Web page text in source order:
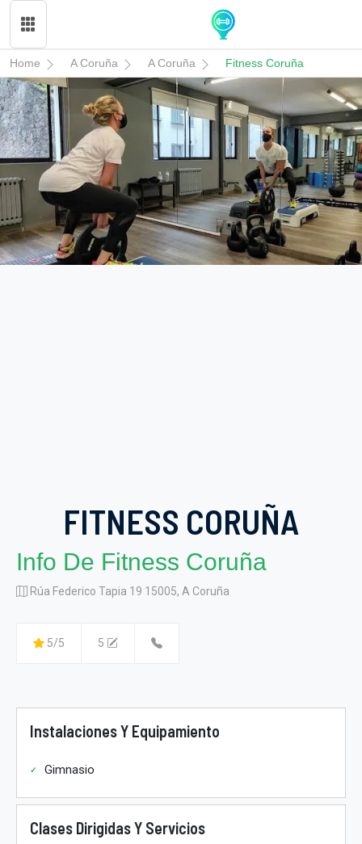
Home A Coruña A Coruña Fitness Coruña
FITNESS CORUÑA
Info De Fitness Coruña
Rúa Federico Tapia 19 15005, A Coruña
5/5 5
Instalaciones Y Equipamiento
Gimnasio
Clases Dirigidas Y Servicios